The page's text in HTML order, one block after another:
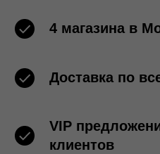
4 магазина в
Доставка по
VIP
клиентов